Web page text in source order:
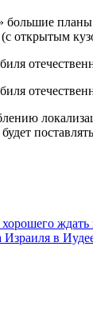
открытым
ждать
Израиля в